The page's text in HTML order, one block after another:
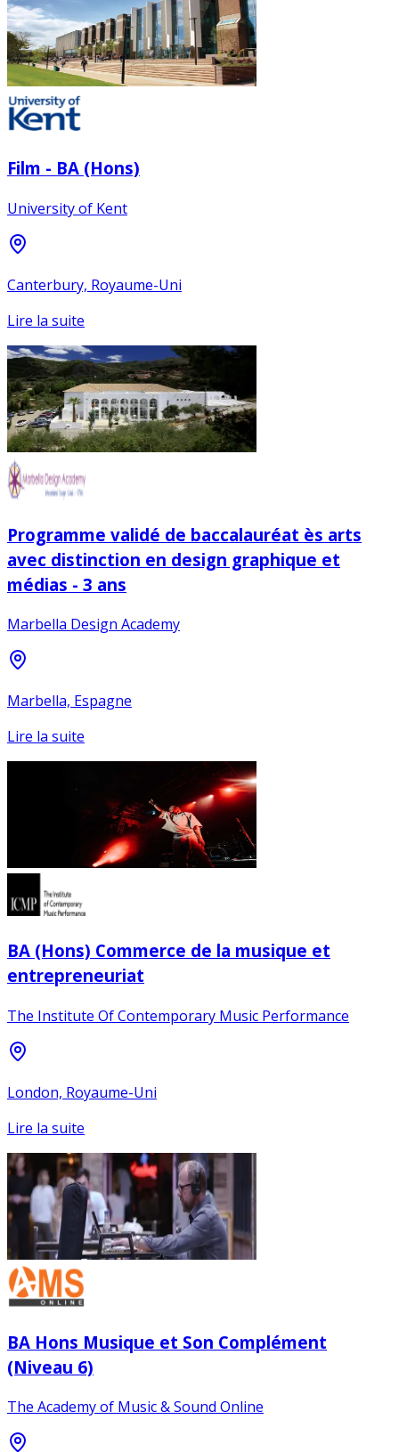
Film - BA (Hons)
University of Kent
Canterbury, Royaume-Uni
Lire la suite
Programme validé de baccalauréat ès arts
avec distinction en design graphique et
médias - 3 ans
Marbella Design Academy
Marbella, Espagne
Lire la suite
BA (Hons) Commerce de la musique et
entrepreneuriat
The Institute Of Contemporary Music Performance
London, Royaume-Uni
Lire la suite
BA Hons Musique et Son Complément
(Niveau 6)
The Academy of Music & Sound Online